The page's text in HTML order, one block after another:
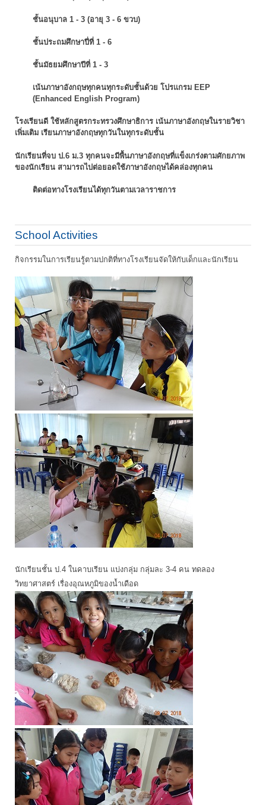
ชั้นอนุบาล 1 - 3 (อายุ 3 - 6 ขวบ)
ชั้นประถมศึกษาปี่ที่ 1 - 6
ชั้นมัธยมศึกษาปีที่ 1 - 3
เน้นภาษาอังกฤษทุกคนทุกระดับชั้นด้วย โปรแกรม EEP
(Enhanced English Program)
โรงเรียนดี ใช้หลักสูตรกระทรวงศึกษาธิการ เน้นภาษาอังกฤษในรายวิชา
เพิ่มเติม เรียนภาษาอังกฤษทุกวันในทุกระดับชั้น
นักเรียนที่จบ ป.6 ม.3 ทุกคนจะมีพื้นภาษาอังกฤษที่แข็งเกร่งตามศักยภาพ
ของนักเรียน สามารถไปต่อยอดใช้ภาษาอังกฤษได้คล่องทุกคน
ติดต่อทางโรงเรียนได้ทุกวันตามเวลาราชการ
School Activities
กิจกรรมในการเรียนรู้ตามปกติที่ทางโรงเรียนจัดให้กับเด็กและนักเรียน
นักเรียนชั้น ป.4 ในคาบเรียน แบ่งกลุ่ม กลุ่มละ 3-4 คน ทดลอง
วิทยาศาสตร์ เรื่องอุณหภูมิของน้ำเดือด